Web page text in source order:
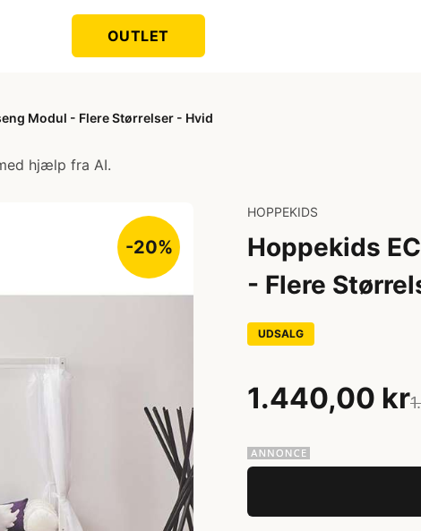
OUTLET
Modul - Flere Størrelser - Hvid
hjælp fra AI.
-20%
HOPPEKIDS
Hoppekids
- Flere
UDSALG
1.440,00 kr